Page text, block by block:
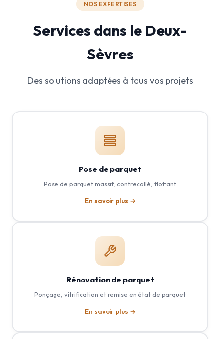
NOS EXPERTISES
Services dans le Deux-
Sèvres
Des solutions adaptées à tous vos projets
Pose de parquet
Pose de parquet massif, contrecollé, flottant
En savoir plus →
Rénovation de parquet
Ponçage, vitrification et remise en état de parquet
En savoir plus →